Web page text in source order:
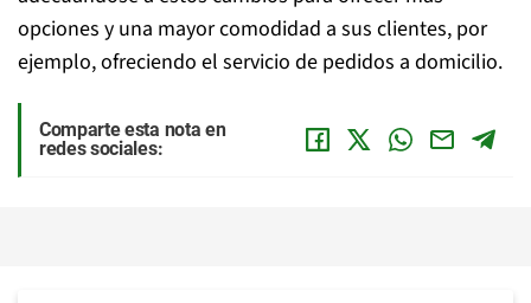
opciones y una mayor comodidad a sus clientes, por
ejemplo, ofreciendo el servicio de pedidos a domicilio.
Comparte esta nota en
redes sociales: